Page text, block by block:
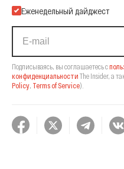
Еженедельный дайджест
Подписываясь, вы соглашаетесь с
конфиденциальности The Insider, а
Policy, Terms of Service).